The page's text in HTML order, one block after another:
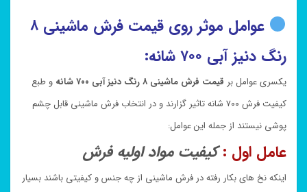
عوامل موثر روی قیمت فرش ماشینی ۸
رنگ دنیز آبی ۷۰۰ شانه:
یکسری عوامل بر قیمت فرش ماشینی ۸ رنگ دنیز آبی ۷۰۰ شانه
و طبع
کیفیت فرش ۷۰۰ شانه تاثیر گزارند و در انتخاب فرش ماشینی قابل چشم
پوشی نیستند از جمله این عوامل:
عامل اول : کیفیت مواد اولیه فرش
اینکه نخ های بکار رفته در فرش ماشینی از چه جنس و کیفیتی باشند بسیار